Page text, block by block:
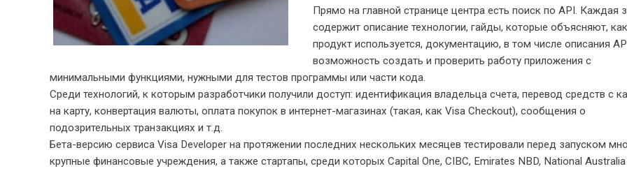
Прямо на главной странице центра есть поиск поAPI. Каждая
содержит описание технологии, гайды, которые объясняют, как
продукт используется, документацию, в том числе описанияAPI
возможность создать и проверить работу приложения с
минимальными функциями, нужными для тестов программы или части кода.
Среди технологий, к которым разработчики получили доступ: идентификация владельца счета, перевод средств с
на карту, конвертация валюты, оплата покупок в интернет-магазинах (такая, как Visa Checkout), сообщения о
подозрительных транзакциях и т.д.
Бета-версию сервиса Visa Developer на протяжении последних нескольких месяцев тестировали перед запуском
крупные финансовые учреждения, а также стартапы, среди которых Capital One, CIBC, Emirates NBD, National Australia